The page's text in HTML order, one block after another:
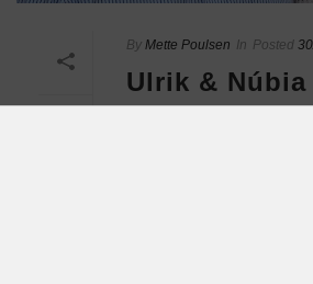
By Mette Poulsen In Posted
Ulrik & Núbia